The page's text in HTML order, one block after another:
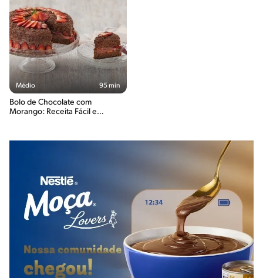
Médio 95 min
Bolo de Chocolate com
Morango: Receita Fácil e